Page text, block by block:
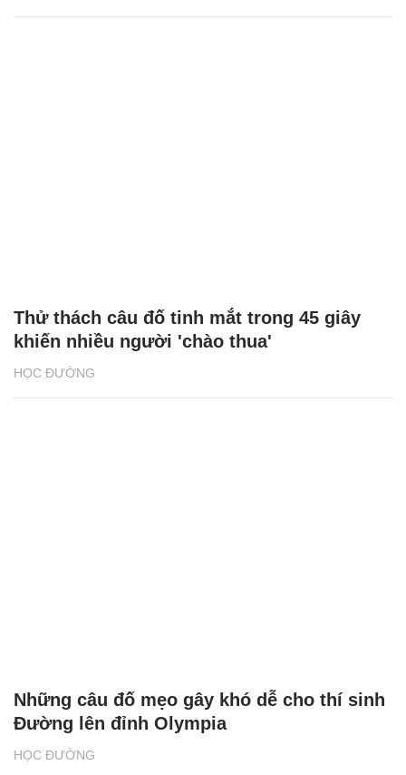
HỌC ĐƯỜNG
Thử thách câu đố tinh mắt trong 45 giây
khiến nhiều người 'chào thua'
HỌC ĐƯỜNG
Những câu đố mẹo gây khó dễ cho thí sinh
Đường lên đỉnh Olympia